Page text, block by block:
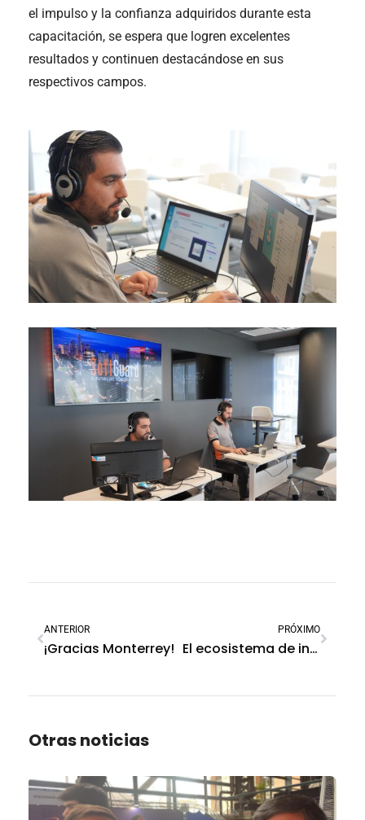
el impulso y la confianza adquiridos durante esta
capacitación, se espera que logren excelentes
resultados y continuen destacándose en sus
respectivos campos.
ANTERIOR
¡Gracias Monterrey!
PRÓXIMO
El ecosistema de innovación urbana en SmartCity Barcelona
Otras noticias